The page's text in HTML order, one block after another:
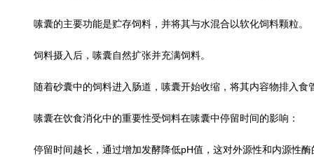
嗉囊的主要功能是贮存饲料，并将其与水混合以软化饲料颗粒。
饲料摄入后，嗉囊自然扩张并充满饲料。
随着砂囊中的饲料进入肠道，嗉囊开始收缩，将其内容物排入食
嗉囊在饮食消化中的重要性受饲料在嗉囊中停留时间的影响：
停留时间越长，通过增加发酵降低pH值，这对外源性和内源性酶